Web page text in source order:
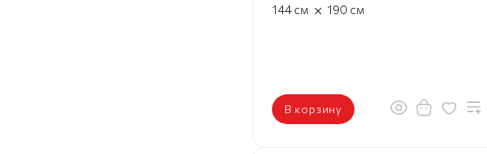
144 см × 190 см
В корзину